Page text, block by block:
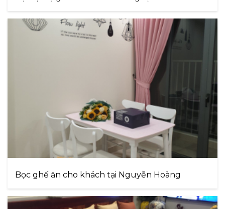
Bọc ghế ăn cho khách tại Nguyễn Hoàng